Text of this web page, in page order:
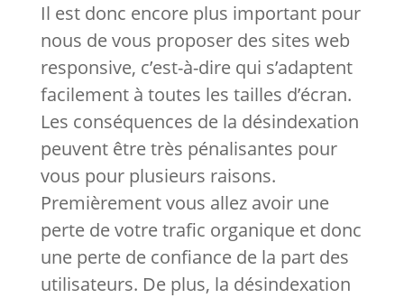
Il est donc encore plus important pour
nous de vous proposer des sites web
responsive, c’est-à-dire qui s’adaptent
facilement à toutes les tailles d’écran.
Les conséquences de la désindexation
peuvent être très pénalisantes pour
vous pour plusieurs raisons.
Premièrement vous allez avoir une
perte de votre trafic organique et donc
une perte de confiance de la part des
utilisateurs. De plus, la désindexation